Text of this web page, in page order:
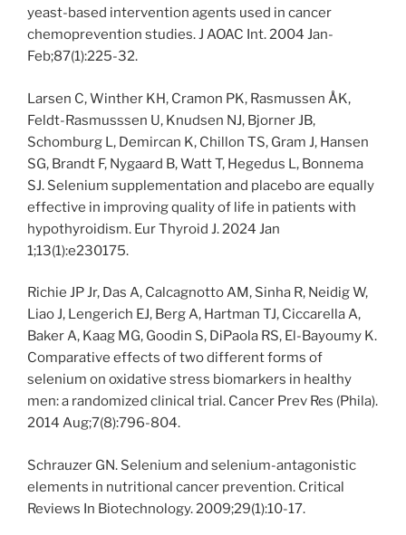
yeast-based intervention agents used in cancer
chemoprevention studies. J AOAC Int. 2004 Jan-
Feb;87(1):225-32.
Larsen C, Winther KH, Cramon PK, Rasmussen ÅK,
Feldt-Rasmusssen U, Knudsen NJ, Bjorner JB,
Schomburg L, Demircan K, Chillon TS, Gram J, Hansen
SG, Brandt F, Nygaard B, Watt T, Hegedus L, Bonnema
SJ. Selenium supplementation and placebo are equally
effective in improving quality of life in patients with
hypothyroidism. Eur Thyroid J. 2024 Jan
1;13(1):e230175.
Richie JP Jr, Das A, Calcagnotto AM, Sinha R, Neidig W,
Liao J, Lengerich EJ, Berg A, Hartman TJ, Ciccarella A,
Baker A, Kaag MG, Goodin S, DiPaola RS, El-Bayoumy K.
Comparative effects of two different forms of
selenium on oxidative stress biomarkers in healthy
men: a randomized clinical trial. Cancer Prev Res (Phila).
2014 Aug;7(8):796-804.
Schrauzer GN. Selenium and selenium-antagonistic
elements in nutritional cancer prevention. Critical
Reviews In Biotechnology. 2009;29(1):10-17.